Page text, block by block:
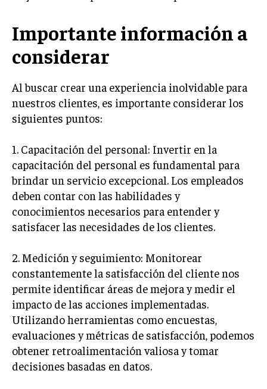
BLOG
Acerca de Últimas entradas
Soy Silvia Delgado, experta en comercio
electrónico. Me fascina observar cómo la
tecnología ha transformado la forma en que
compramos y vendemos. En mi tiempo libre,
disfruto del senderismo, apreciando la belleza natural y la
tranquilidad que ofrece cada sendero.
Aparece en periódicos digitales y domina los buscadores,
Importante información a
considerar
Al buscar crear una experiencia inolvidable para
nuestros clientes, es importante considerar los
siguientes puntos:
1. Capacitación del personal: Invertir en la
capacitación del personal es fundamental para
brindar un servicio excepcional. Los empleados
deben contar con las habilidades y
conocimientos necesarios para entender y
satisfacer las necesidades de los clientes.
2. Medición y seguimiento: Monitorear
constantemente la satisfacción del cliente nos
permite identificar áreas de mejora y medir el
impacto de las acciones implementadas.
Utilizando herramientas como encuestas,
evaluaciones y métricas de satisfacción, podemos
obtener retroalimentación valiosa y tomar
decisiones basadas en datos.